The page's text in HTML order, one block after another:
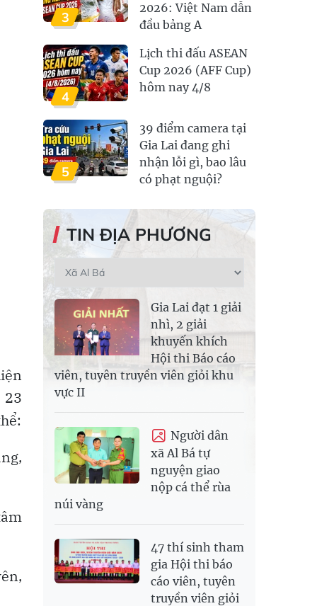
3
2026: Việt Nam dẫn
đầu bảng A
4
Lịch thi đấu ASEAN
Cup 2026 (AFF Cup)
hôm nay 4/8
5
39 điểm camera tại
Gia Lai đang ghi
nhận lỗi gì, bao lâu
có phạt nguội?
TIN ĐỊA PHƯƠNG
Gia Lai đạt 1 giải
nhì, 2 giải
khuyến khích
Hội thi Báo cáo
viên, tuyên truyền viên giỏi khu
vực II
Người dân
xã Al Bá tự
nguyện giao
nộp cá thể rùa
núi vàng
47 thí sinh tham
gia Hội thi báo
cáo viên, tuyên
truyền viên giỏi